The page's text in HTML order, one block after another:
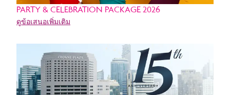
PARTY & CELEBRATION PACKAGE 2026
ดูข้อเสนอเพิ่มเติม